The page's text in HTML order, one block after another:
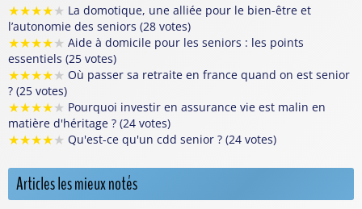
★★★★★ La domotique, une alliée pour le bien-être et
l’autonomie des seniors (28 votes)
★★★★★ Aide à domicile pour les seniors : les points
essentiels (25 votes)
★★★★★ Où passer sa retraite en france quand on est senior
? (25 votes)
★★★★★ Pourquoi investir en assurance vie est malin en
matière d'héritage ? (24 votes)
★★★★★ Qu'est-ce qu'un cdd senior ? (24 votes)
Articles les mieux notés